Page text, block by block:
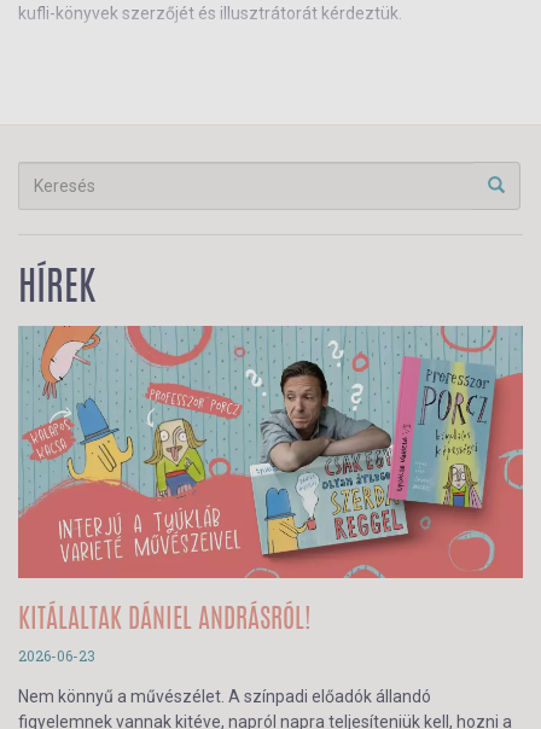
kufli-könyvek szerzőjét és illusztrátorát kérdeztük.
HÍREK
KITÁLALTAK DÁNIEL ANDRÁSRÓL!
2026-06-23
Nem könnyű a művészélet. A színpadi előadók állandó
figyelemnek vannak kitéve, napról napra teljesíteniük kell, hozni a